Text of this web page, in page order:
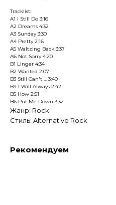
Tracklist:
A1 I Still Do 3:16
A2 Dreams 4:32
A3 Sunday 3:30
A4 Pretty 2:16
A5 Waltzing Back 3:37
A6 Not Sorry 4:20
B1 Linger 4:34
B2 Wanted 2:07
B3 Still Can't ... 3:40
B4 I Will Always 2:42
B5 How 2:51
B6 Put Me Down 3:32
Жанр: Rock
Стиль: Alternative Rock
Рекомендуем